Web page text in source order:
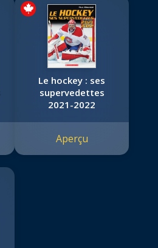
Le hockey : ses
supervedettes
2021-2022
Aperçu